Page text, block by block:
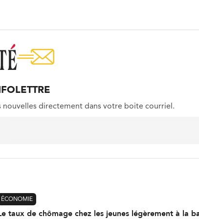
nouvelles directement dans votre boite courriel.
ÉCONOMIE
taux de chômage chez les jeunes légèrement à la